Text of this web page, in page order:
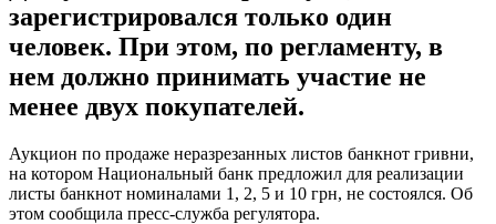
зарегистрировался только один
человек. При этом, по регламенту, в
нем должно принимать участие не
менее двух покупателей.
Аукцион по продаже неразрезанных листов банкнот гривни,
на котором Национальный банк предложил для реализации
листы банкнот номиналами 1, 2, 5 и 10 грн, не состоялся. Об
этом сообщила пресс-служба регулятора.